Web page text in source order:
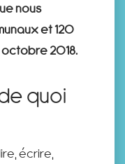
nous
et 120
2018.
quoi
écrire,